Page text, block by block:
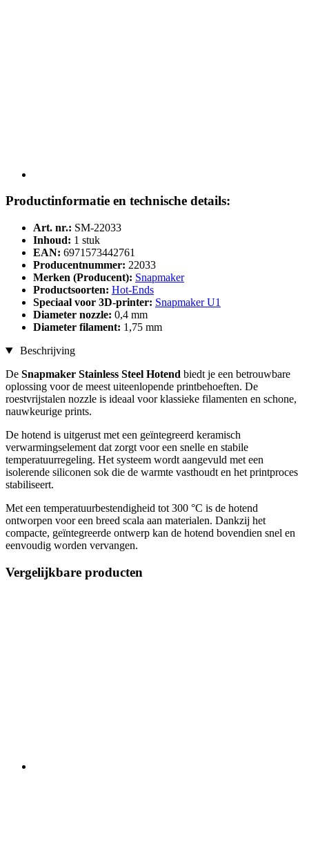
Productinformatie en technische details:
Art. nr.: SM-22033
Inhoud: 1 stuk
EAN: 6971573442761
Producentnummer: 22033
Merken (Producent): Snapmaker
Productsoorten: Hot-Ends
Speciaal voor 3D-printer: Snapmaker U1
Diameter nozzle: 0,4 mm
Diameter filament: 1,75 mm
Beschrijving
De Snapmaker Stainless Steel Hotend biedt je een betrouwbare
oplossing voor de meest uiteenlopende printbehoeften. De
roestvrijstalen nozzle is ideaal voor klassieke filamenten en schone,
nauwkeurige prints.
De hotend is uitgerust met een geïntegreerd keramisch
verwarmingselement dat zorgt voor een snelle en stabile
temperatuurregeling. Het systeem wordt aangevuld met een
isolerende siliconen sok die de warmte vasthoudt en het printproces
stabiliseert.
Met een temperatuurbestendigheid tot 300 °C is de hotend
ontworpen voor een breed scala aan materialen. Dankzij het
compacte, geïntegreerde ontwerp kan de hotend bovendien snel en
eenvoudig worden vervangen.
Vergelijkbare producten